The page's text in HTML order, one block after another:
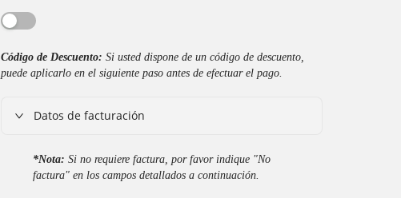
Código de Descuento: Si usted dispone de un código de descuento,
puede aplicarlo en el siguiente paso antes de efectuar el pago.
Datos de facturación
*Nota: Si no requiere factura, por favor indique "No
factura" en los campos detallados a continuación.